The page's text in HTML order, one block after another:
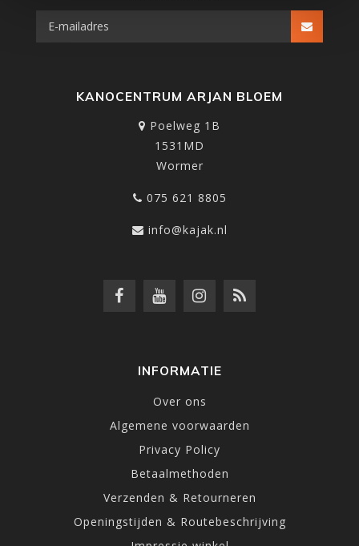
KANOCENTRUM ARJAN BLOEM
Poelweg 1B
1531MD
Wormer
075 621 8805
info@kajak.nl
INFORMATIE
Over ons
Algemene voorwaarden
Privacy Policy
Betaalmethoden
Verzenden & Retourneren
Openingstijden & Routebeschrijving